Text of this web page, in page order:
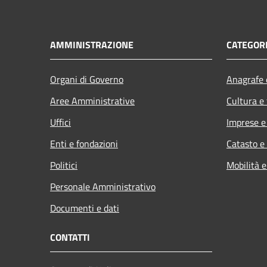
AMMINISTRAZIONE
Organi di Governo
Aree Amministrative
Uffici
Enti e fondazioni
Politici
Personale Amministrativo
Documenti e dati
Cultura
Imprese
Catasto
Mobilità
CONTATTI